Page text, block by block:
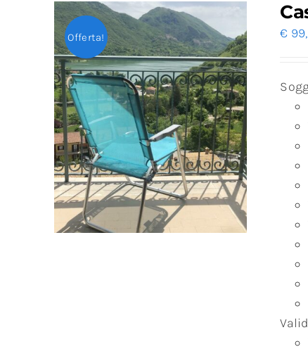
Offerta! €